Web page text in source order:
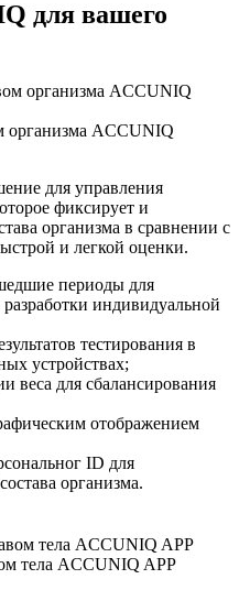
для вашего
организма ACCUNIQ
для управления
фиксирует и
организма в сравнении с
и легкой оценки.
периоды для
индивидуальной
тестирования в
устройствах;
веса для сбалансирования
отображением
ID для
организма.
тела ACCUNIQ APP